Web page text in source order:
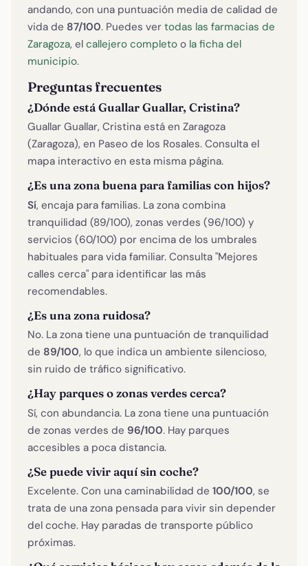
andando, con una puntuación media de calidad de
vida de 87/100. Puedes ver todas las farmacias de
Zaragoza, el callejero completo o la ficha del
municipio.
Preguntas frecuentes
¿Dónde está Guallar Guallar, Cristina?
Guallar Guallar, Cristina está en Zaragoza
(Zaragoza), en Paseo de los Rosales. Consulta el
mapa interactivo en esta misma página.
¿Es una zona buena para familias con hijos?
Sí, encaja para familias. La zona combina
tranquilidad (89/100), zonas verdes (96/100) y
servicios (60/100) por encima de los umbrales
habituales para vida familiar. Consulta "Mejores
calles cerca" para identificar las más
recomendables.
¿Es una zona ruidosa?
No. La zona tiene una puntuación de tranquilidad
de 89/100, lo que indica un ambiente silencioso,
sin ruido de tráfico significativo.
¿Hay parques o zonas verdes cerca?
Sí, con abundancia. La zona tiene una puntuación
de zonas verdes de 96/100. Hay parques
accesibles a poca distancia.
¿Se puede vivir aquí sin coche?
Excelente. Con una caminabilidad de 100/100, se
trata de una zona pensada para vivir sin depender
del coche. Hay paradas de transporte público
próximas.